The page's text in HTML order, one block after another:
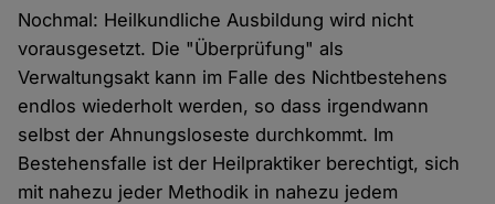
Nochmal: Heilkundliche Ausbildung wird nicht
vorausgesetzt. Die "Überprüfung" als
Verwaltungsakt kann im Falle des Nichtbestehens
endlos wiederholt werden, so dass irgendwann
selbst der Ahnungsloseste durchkommt. Im
Bestehensfalle ist der Heilpraktiker berechtigt, sich
mit nahezu jeder Methodik in nahezu jedem